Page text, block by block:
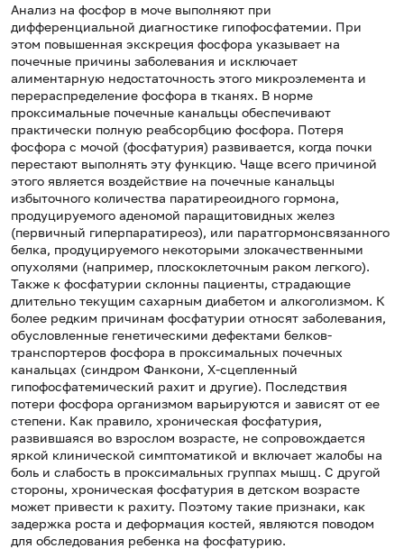
Анализ на фосфор в моче выполняют при
дифференциальной диагностике гипофосфатемии. При
этом повышенная экскреция фосфора указывает на
почечные причины заболевания и исключает
алиментарную недостаточность этого микроэлемента и
перераспределение фосфора в тканях. В норме
проксимальные почечные канальцы обеспечивают
практически полную реабсорбцию фосфора. Потеря
фосфора с мочой (фосфатурия) развивается, когда почки
перестают выполнять эту функцию. Чаще всего причиной
этого является воздействие на почечные канальцы
избыточного количества паратиреоидного гормона,
продуцируемого аденомой паращитовидных желез
(первичный гиперпаратиреоз), или паратгормонсвязанного
белка, продуцируемого некоторыми злокачественными
опухолями (например, плоскоклеточным раком легкого).
Также к фосфатурии склонны пациенты, страдающие
длительно текущим сахарным диабетом и алкоголизмом. К
более редким причинам фосфатурии относят заболевания,
обусловленные генетическими дефектами белков-
транспортеров фосфора в проксимальных почечных
канальцах (синдром Фанкони, Х-сцепленный
гипофосфатемический рахит и другие). Последствия
потери фосфора организмом варьируются и зависят от ее
степени. Как правило, хроническая фосфатурия,
развившаяся во взрослом возрасте, не сопровождается
яркой клинической симптоматикой и включает жалобы на
боль и слабость в проксимальных группах мышц. С другой
стороны, хроническая фосфатурия в детском возрасте
может привести к рахиту. Поэтому такие признаки, как
задержка роста и деформация костей, являются поводом
для обследования ребенка на фосфатурию.